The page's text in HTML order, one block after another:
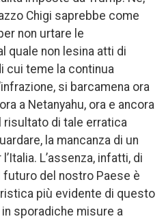
Chigi saprebbe come
non urtare le
quale non lesina atti di
cui teme la continua
si barcamena ora
a Netanyahu, ora e ancora
risultato di tale erratica
la mancanza di un
L’assenza, infatti, di
del nostro Paese è
più evidente di questo
sporadiche misure a